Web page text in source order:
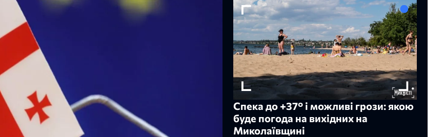
Спека до +37° і можливі грози: якою
буде погода на вихідних на
Миколаївщині